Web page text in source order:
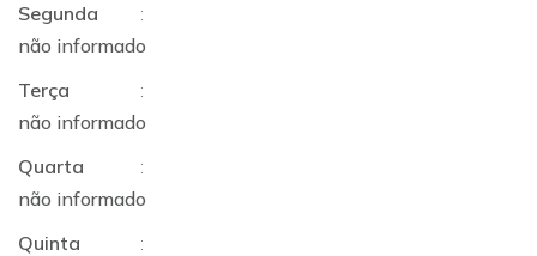
Segunda
:
não informado
Terça
:
não informado
Quarta
:
não informado
Quinta
: